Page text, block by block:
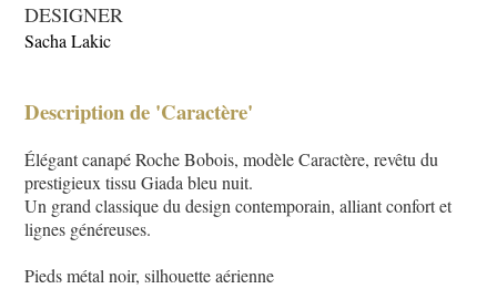
DESIGNER
Sacha Lakic
Description de 'Caractère'
Élégant canapé Roche Bobois, modèle Caractère, revêtu du
prestigieux tissu Giada bleu nuit.
Un grand classique du design contemporain, alliant confort et
lignes généreuses.
Pieds métal noir, silhouette aérienne